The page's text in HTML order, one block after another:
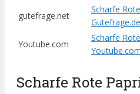
gutefrage.net
Scharfe
Gutefrage.de
Youtube.com
Scharfe
Scharfe Rote